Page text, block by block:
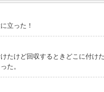
立った！
たけど回収するときどこに付け
た。